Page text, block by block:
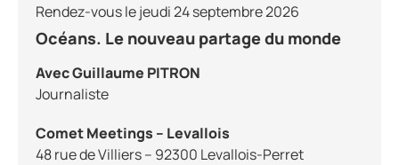
Rendez-vous le jeudi 24 septembre 2026
Océans. Le nouveau partage du monde
Avec Guillaume PITRON
Journaliste
Comet Meetings – Levallois
48 rue de Villiers – 92300 Levallois-Perret